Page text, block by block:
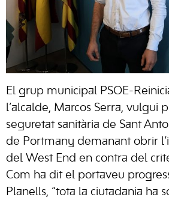
El grup municipal PSOE-
l’alcalde, Marcos Serra, vulgui
seguretat sanitària de Sant
de Portmany demanant obrir
del West End en contra del
Com ha dit el portaveu
Planells, “tota la ciutadania ha